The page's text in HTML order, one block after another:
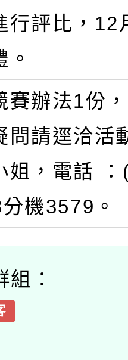
行評比，12
賽辦法1份
問請逕洽活
姐，電話
機3579。
：